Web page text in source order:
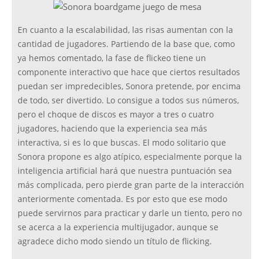
En cuanto a la escalabilidad, las risas aumentan con la
cantidad de jugadores. Partiendo de la base que, como
ya hemos comentado, la fase de flickeo tiene un
componente interactivo que hace que ciertos resultados
puedan ser impredecibles, Sonora pretende, por encima
de todo, ser divertido. Lo consigue a todos sus números,
pero el choque de discos es mayor a tres o cuatro
jugadores, haciendo que la experiencia sea más
interactiva, si es lo que buscas. El modo solitario que
Sonora propone es algo atípico, especialmente porque la
inteligencia artificial hará que nuestra puntuación sea
más complicada, pero pierde gran parte de la interacción
anteriormente comentada. Es por esto que ese modo
puede servirnos para practicar y darle un tiento, pero no
se acerca a la experiencia multijugador, aunque se
agradece dicho modo siendo un título de flicking.